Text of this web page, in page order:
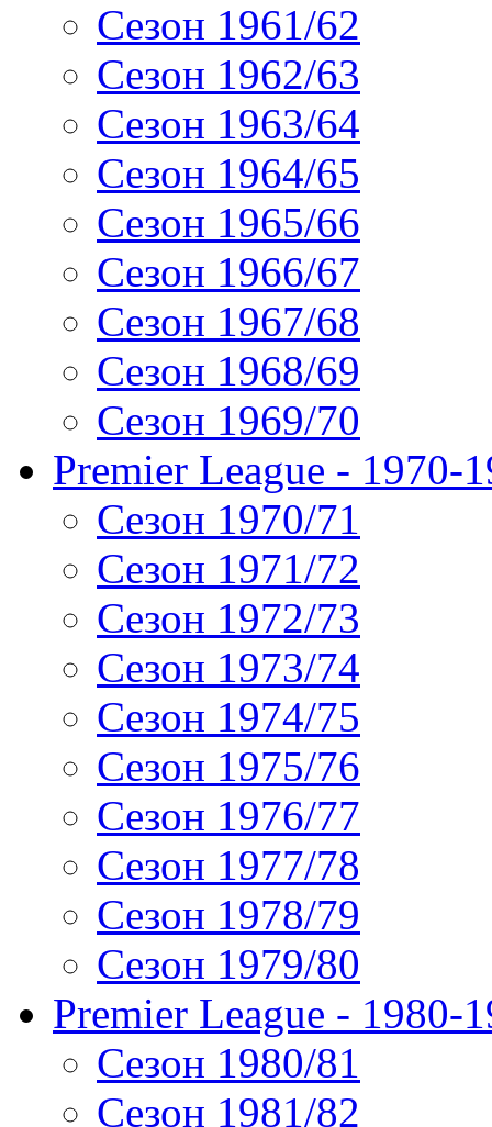
Сезон 1961/62
Сезон 1962/63
Сезон 1963/64
Сезон 1964/65
Сезон 1965/66
Сезон 1966/67
Сезон 1967/68
Сезон 1968/69
Сезон 1969/70
Premier League - 1970-
Сезон 1970/71
Сезон 1971/72
Сезон 1972/73
Сезон 1973/74
Сезон 1974/75
Сезон 1975/76
Сезон 1976/77
Сезон 1977/78
Сезон 1978/79
Сезон 1979/80
Premier League - 1980-
Сезон 1980/81
Сезон 1981/82